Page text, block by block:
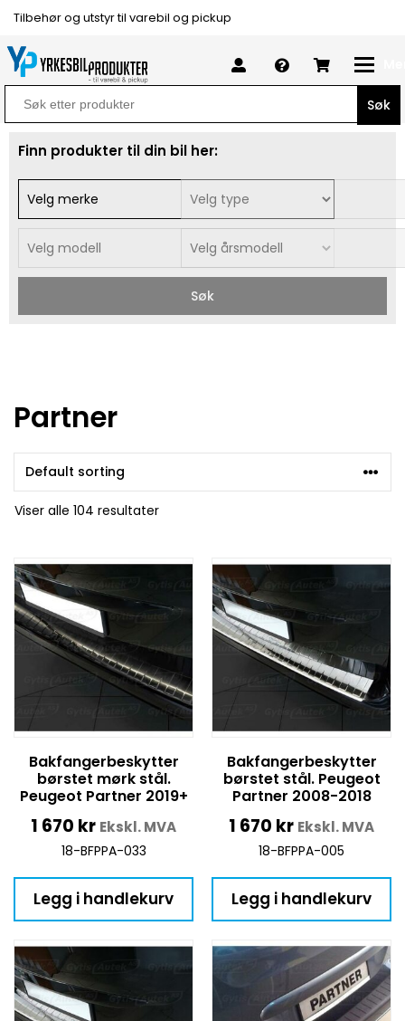
Tilbehør og utstyr til varebil og pickup
Search
for:
Finn produkter til din bil her:
Søk
Partner
Viser alle 104 resultater
Bakfangerbeskytter
børstet mørk stål.
Peugeot Partner 2019+
1 670 kr Ekskl. MVA
18-BFPPA-033
Legg i handlekurv
Bakfangerbeskytter
børstet stål. Peugeot
Partner 2008-2018
1 670 kr Ekskl. MVA
18-BFPPA-005
Legg i handlekurv